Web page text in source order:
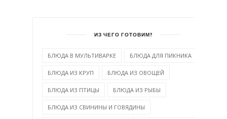
ИЗ ЧЕГО ГОТОВИМ?
БЛЮДА В МУЛЬТИВАРКЕ БЛЮДА ДЛЯ ПИКНИКА
БЛЮДА ИЗ КРУП БЛЮДА ИЗ ОВОЩЕЙ
БЛЮДА ИЗ ПТИЦЫ БЛЮДА ИЗ РЫБЫ
БЛЮДА ИЗ СВИНИНЫ И ГОВЯДИНЫ